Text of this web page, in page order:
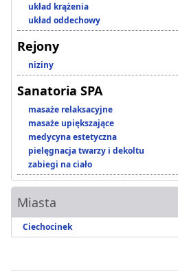
układ krążenia
układ oddechowy
Rejony
niziny
Sanatoria SPA
masaże relaksacyjne
masaże upiększające
medycyna estetyczna
pielęgnacja twarzy i dekoltu
zabiegi na ciało
Miasta
Ciechocinek